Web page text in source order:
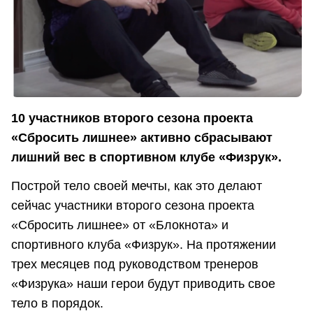
10 участников второго сезона проекта
«Сбросить лишнее» активно сбрасывают
лишний вес в спортивном клубе «Физрук».
Построй тело своей мечты, как это делают
сейчас участники второго сезона проекта
«Сбросить лишнее» от «Блокнота» и
спортивного клуба «Физрук». На протяжении
трех месяцев под руководством тренеров
«Физрука» наши герои будут приводить свое
тело в порядок.